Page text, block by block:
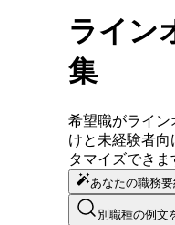
ライン
集
希望職がライン
けと未経験者向
タマイズできま
あなたの職務
別職種の例文